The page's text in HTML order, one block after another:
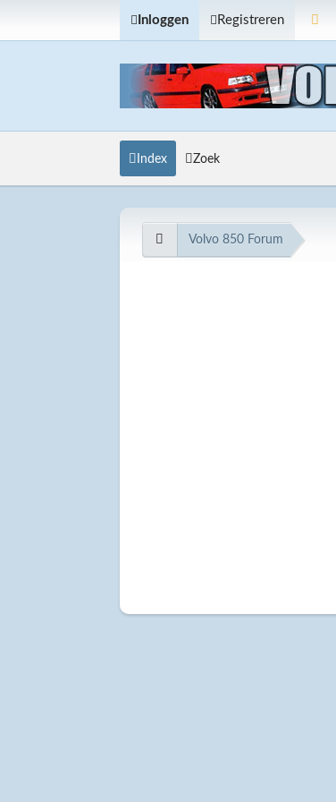
Inloggen Registreren
Index Zoek
Volvo 850 Forum